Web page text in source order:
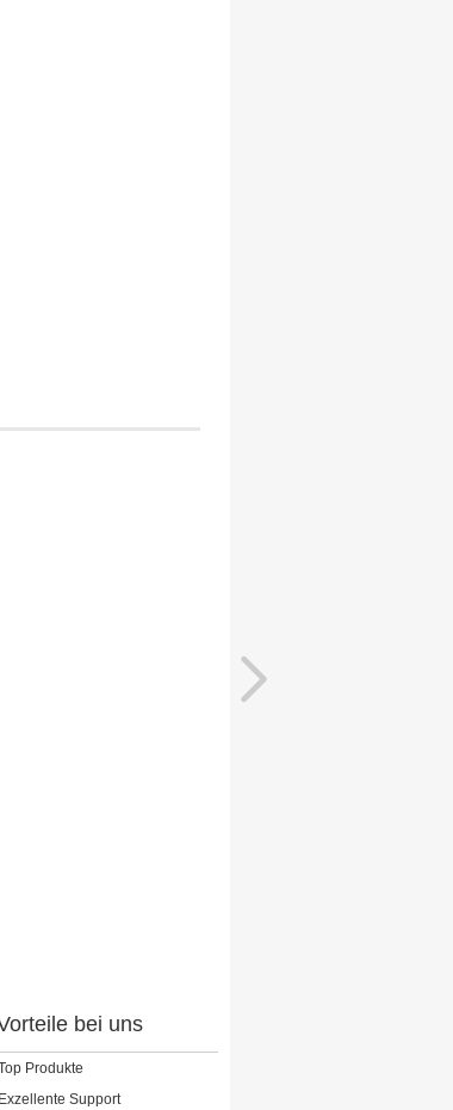
bei uns
Produkte
Exzellente Support